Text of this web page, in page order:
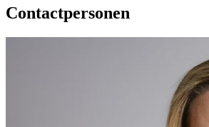
Contactpersonen